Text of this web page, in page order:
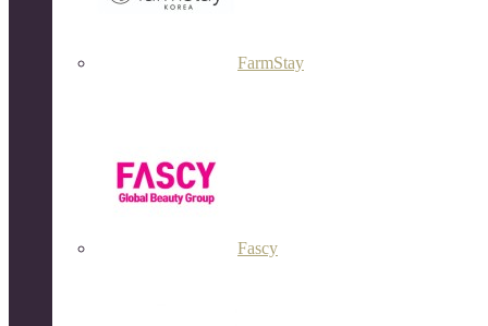
FarmStay
Fascy